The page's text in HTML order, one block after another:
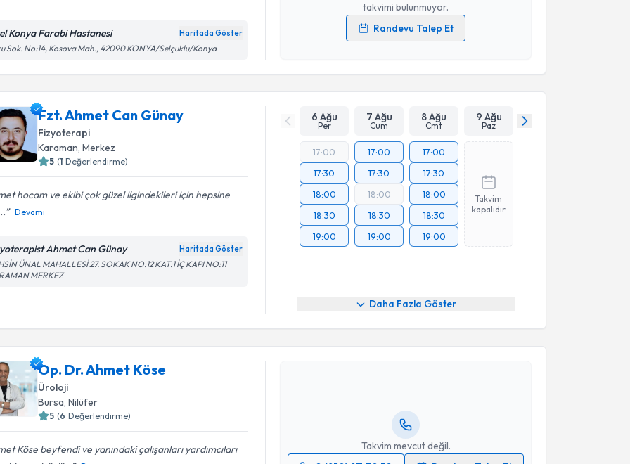
Konya Farabi Hastanesi Haritada Göster
Sok. No:14, Kosova Mah., 42090 KONYA/Selçuklu/Konya
takvimi bulunmuyor.
Randevu Talep Et
Kişisel verilerimin işlenmesine ilişkinAydınlatma Metni
işlenmesini kabul ediyorum.
Takvim Talebini Gönder
Fzt. Ahmet Can Günay
Fizyoterapi
Karaman, Merkez
5 (1 Değerlendirme)
hocam ve ekibi çok güzel ilgindekileri için hepsine
Devamı
Ahmet Can Günay Haritada Göster
ÜNAL MAHALLESİ 27. SOKAK NO:12 KAT:1 İÇ KAPI NO:11
MERKEZ
6 Ağu
Per
7 Ağu
Cum
8 Ağu
Cmt
9 Ağu
Paz
17:00
17:30
18:00
18:30
19:00
17:00
17:30
18:00
18:30
19:00
17:00
17:30
18:00
18:30
19:00
Takvim
kapalıdır
Daha Fazla Göster
Op. Dr. Ahmet Köse
Üroloji
Bursa , Nilüfer
5 (6 Değerlendirme)
Köse beyfendi ve yanındaki çalışanları yardımcıları
Takvim mevcut değil.
Randevu Takvimi Talebi
Op. Dr. Ahmet Köse